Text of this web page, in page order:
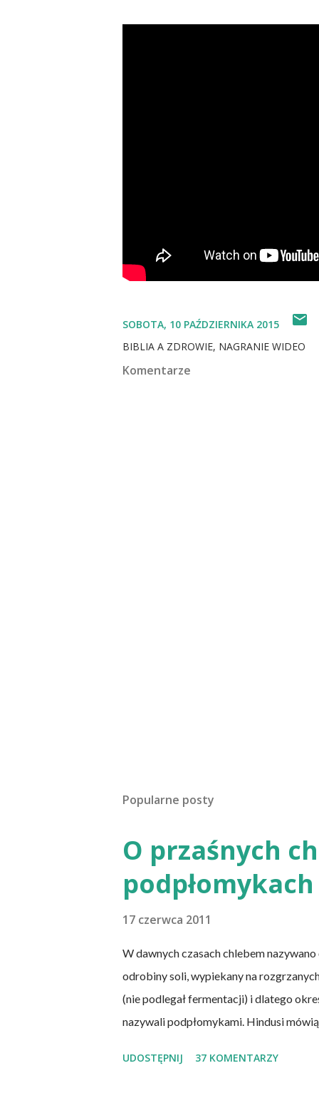
SOBOTA, 10 PAŹDZIERNIKA 2015
BIBLIA A ZDROWIE NAGRANIE WIDEO
Komentarze
Popularne posty
O przaśnych
17 czerwca 2011
W dawnych czasach chlebem
odrobiny soli, wypiekany na
(nie podlegał fermentacji) i dlatego
nazywali podpłomykami. Hindusi
dzisiejsze chleby. Nie było w nich
UDOSTĘPNIJ 37 KOMENTARZY